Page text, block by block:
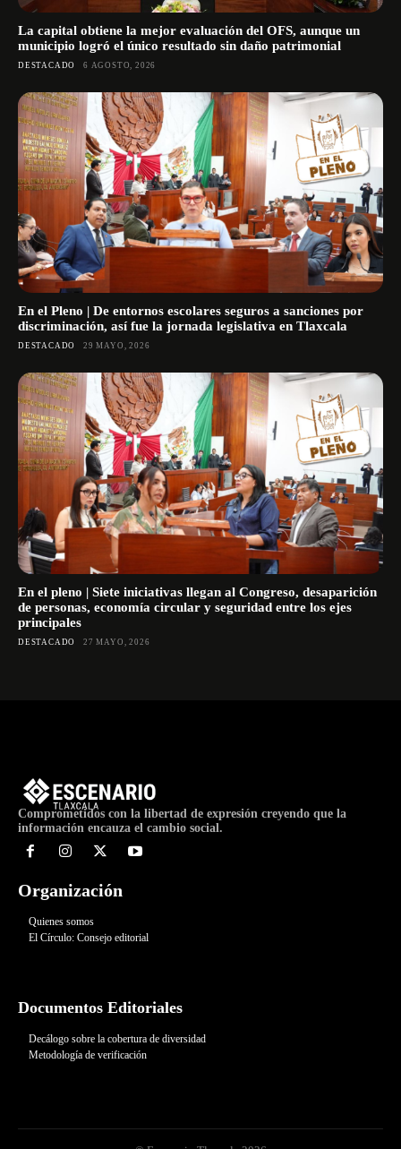
La capital obtiene la mejor evaluación del OFS, aunque un
municipio logró el único resultado sin daño patrimonial
DESTACADO 6 AGOSTO, 2026
En el Pleno | De entornos escolares seguros a sanciones por
discriminación, así fue la jornada legislativa en Tlaxcala
DESTACADO 29 MAYO, 2026
En el pleno | Siete iniciativas llegan al Congreso, desaparición
de personas, economía circular y seguridad entre los ejes
principales
DESTACADO 27 MAYO, 2026
Comprometidos con la libertad de expresión creyendo que la
información encauza el cambio social.
Organización
Quienes somos
El Círculo: Consejo editorial
Documentos Editoriales
Decálogo sobre la cobertura de diversidad
Metodología de verificación